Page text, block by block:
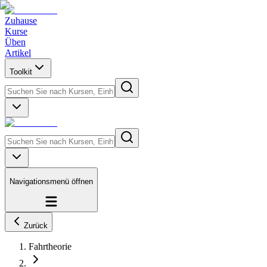
Zuhause
Kurse
Üben
Artikel
Toolkit
Navigationsmenü öffnen
Zurück
Fahrtheorie